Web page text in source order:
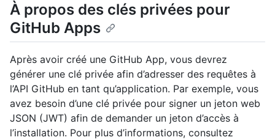
À propos des clés privées pour
GitHub Apps
Après avoir créé une GitHub App, vous devrez
générer une clé privée afin d’adresser des requêtes à
l’API GitHub en tant qu’application. Par exemple, vous
avez besoin d’une clé privée pour signer un jeton web
JSON (JWT) afin de demander un jeton d’accès à
l’installation. Pour plus d’informations, consultez